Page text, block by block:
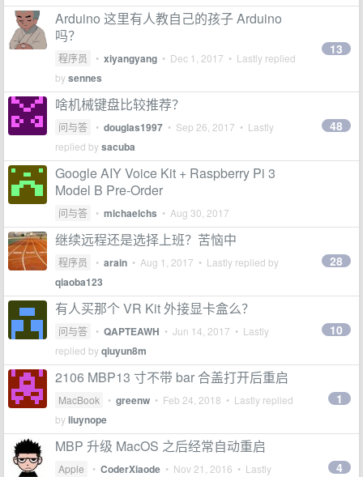
Arduino 这里有人教自己的孩子 Arduino
吗？
程序员 • xiyangyang • Dec 1, 2017 • Lastly replied
bysennes
13
啥机械键盘比较推荐？
问与答 • douglas1997 • Sep 26, 2017 • Lastly
replied bysacuba
48
Google AIY Voice Kit + Raspberry Pi 3
Model B Pre-Order
问与答 • michaelchs • Aug 30, 2017
继续远程还是选择上班？苦恼中
程序员 • arain • Aug 1, 2017 • Lastly replied by
qiaoba123
28
有人买那个 VR Kit 外接显卡盒么？
问与答 • QAPTEAWH • Jun 14, 2017 • Lastly
replied byqiuyun8m
10
2106 MBP13 寸不带 bar 合盖打开后重启
MacBook • greenw • Feb 24, 2018 • Lastly replied
byliuynope
1
MBP 升级 MacOS 之后经常自动重启
Apple • CoderXiaode • Nov 21, 2016 • Lastly
4